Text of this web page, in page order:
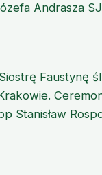
Andrasza
Faustynę
Stanisław